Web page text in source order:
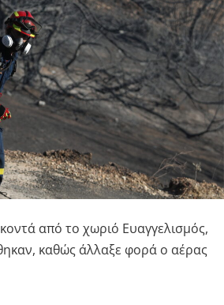
από το χωριό Ευαγγελισμός,
καθώς άλλαξε φορά ο αέρας